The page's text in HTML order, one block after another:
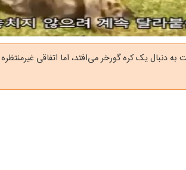
دنبال یک کره گورخر می‌افتد، اما اتفاقی